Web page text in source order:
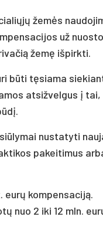
žemės
už
žemę išpirkti.
būti tęsiama
atsižvelgus į tai,
nustatyti
pakeitimus
eurų kompensaciją.
nuo 2 iki 12 mln.